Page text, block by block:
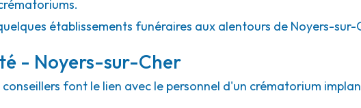
établissements funéraires aux alentours de Noyers-sur-
- Noyers-sur-Cher
font le lien avec le personnel d'un crématorium